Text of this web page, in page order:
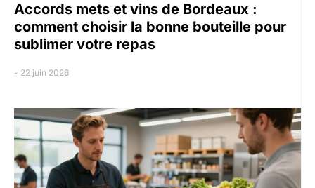
Accords mets et vins de Bordeaux :
comment choisir la bonne bouteille pour
sublimer votre repas
22 juin 2026